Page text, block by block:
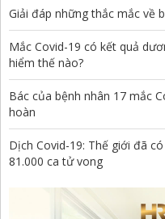
Giải đáp những thắc mắc về
Mắc Covid-19 có kết quả
hiểm thế nào?
Bác của bệnh nhân 17 mắc
hoàn
Dịch Covid-19: Thế giới đã
81.000 ca tử vong